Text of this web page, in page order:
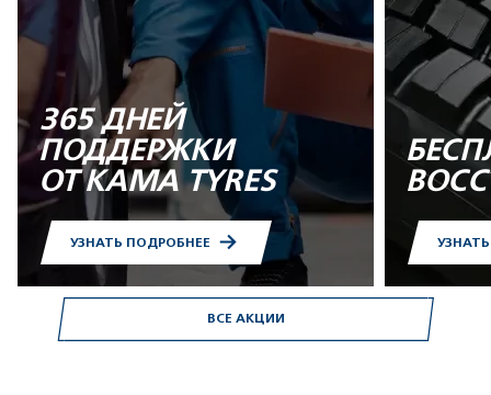
ВСЕ АКЦИИ
365 ДНЕЙ
ПОДДЕРЖКИ
ОТ KAMA TYRES
УЗНАТЬ ПОДРОБНЕЕ